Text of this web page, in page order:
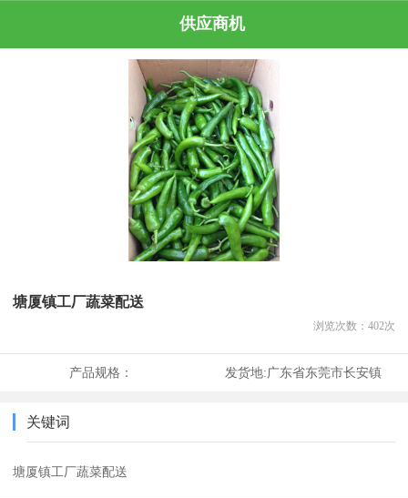
供应商机
塘厦镇工厂蔬菜配送
浏览次数： 402次
产品规格： 发货地:广东省东莞市长安镇
关键词
塘厦镇工厂蔬菜配送